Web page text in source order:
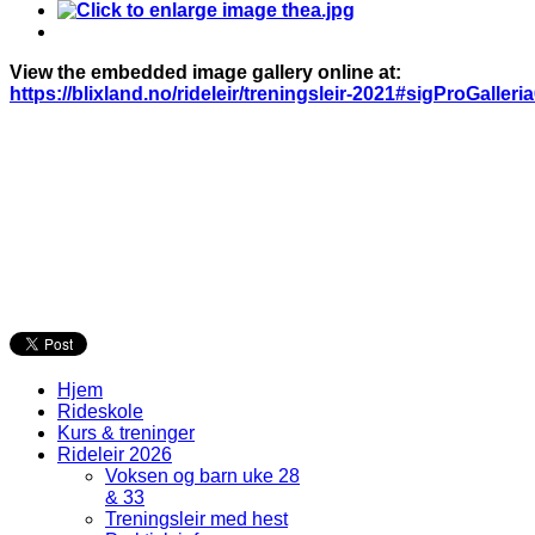
View the embedded image gallery online at:
https://blixland.no/rideleir/treningsleir-
Hjem
Rideskole
Kurs & treninger
Rideleir 2026
Voksen og barn uke 28
& 33
Treningsleir med hest